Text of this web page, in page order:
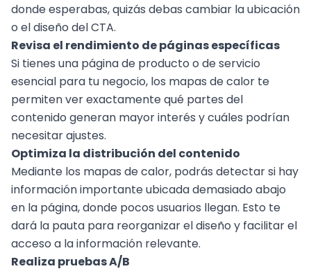
donde esperabas, quizás debas cambiar la ubicación
o el diseño del CTA.
Revisa el rendimiento de páginas específicas
Si tienes una página de producto o de servicio
esencial para tu negocio, los mapas de calor te
permiten ver exactamente qué partes del
contenido generan mayor interés y cuáles podrían
necesitar ajustes.
Optimiza la distribución del contenido
Mediante los mapas de calor, podrás detectar si hay
información importante ubicada demasiado abajo
en la página, donde pocos usuarios llegan. Esto te
dará la pauta para reorganizar el diseño y facilitar el
acceso a la información relevante.
Realiza pruebas A/B